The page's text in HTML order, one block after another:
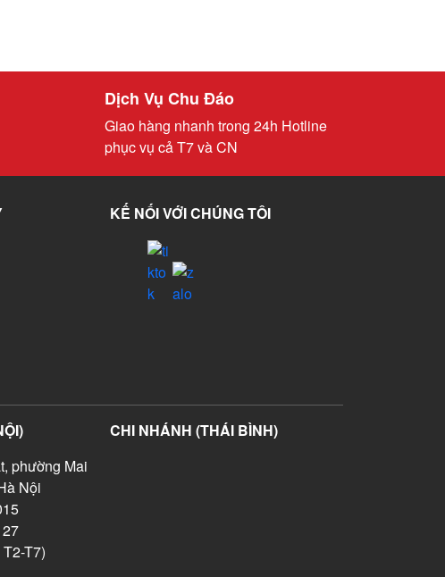
Dịch Vụ Chu Đáo
Giao hàng nhanh trong 24h Hotline
phục vụ cả T7 và CN
KẾ NỐI VỚI CHÚNG TÔI
phường Mai
Nội
T7)
CHI NHÁNH (THÁI BÌNH)